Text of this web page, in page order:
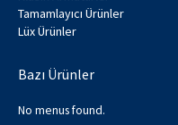
Tamamlayıcı Ürünler
Lüx Ürünler
Bazı Ürünler
No menus found.